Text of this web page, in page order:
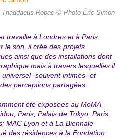
Ropac © Photo Éric Simon
travaille à Londres et à Paris.
le son, il crée des projets
ainsi que des installations dont
mais à travers lesquelles il
-souvent intimes- et
perceptions partagées.
été exposées au MoMA
Paris; Palais de Tokyo, Paris;
MAC Lyon et à La Biennale
des résidences à la Fondation